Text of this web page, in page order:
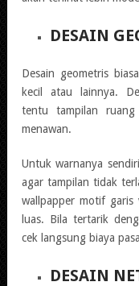
DESAIN
Desain geometris
kecil atau lainnya.
tentu tampilan
menawan.
Untuk warnanya
agar tampilan tidak
wallpapper motif
luas. Bila tertarik
cek langsung biaya
DESAIN